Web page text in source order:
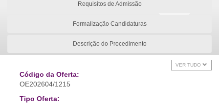
Requisitos de Admissão
Formalização Candidaturas
Descrição do Procedimento
VER TUDO
Código da Oferta:
OE202604/1215
Tipo Oferta: